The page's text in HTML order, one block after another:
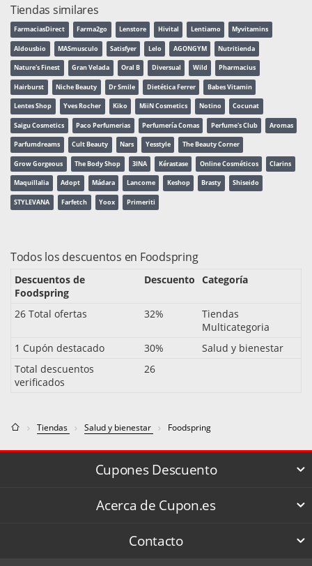
Tiendas similares
FarmaciasDirect Farma2go Lenstore Hivital Lentiamo Myvitamins
Aldousbio MASmusculo Satisfyer Lelo AGONGYM Nutritienda
Nature's Finest Gran Velada Oral B Diversual Wild Pharmacius
Hairburst Niche Beauty Dr Smile Dietética Ferrer Babes Vitamin
Lentes Shop Yves Rocher Kiko MiiN Cosmetics Notino Cocunat
Saigu Cosmetics Paco Perfumerias Perfumería Comas Perfume's Club Aromas
Parfumdreams Cult Beauty Nars Yesstyle The Beauty Corner
Grow Gorgeous The Body Shop 3INA Kérastase Online Cosméticos Clarins
Maquillalia Adopt Mádara Lancome Keshop Brasty Shiseido
STYLEVANA Farfetch Yoox Primeriti
Todos los descuentos en Foodspring
Descuentos de
Foodspring
Descuento Categoría
26 Total ofertas 32%
Tiendas
Multicategoria
1 Cupón destacado
30%
Salud y bienestar
Total descuentos
verificados
26
Tiendas Salud y bienestar Foodspring
Cupones Descuento
Acerca de Cupon.es
Contacto